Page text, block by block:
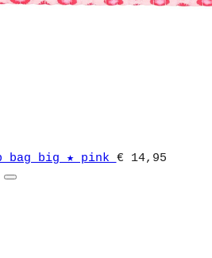
bag big ★ pink € 14,95